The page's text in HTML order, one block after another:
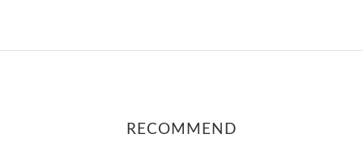
RECOMMEND